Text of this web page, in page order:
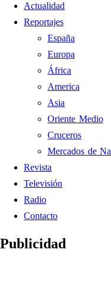
Actualidad
Reportajes
España
Europa
África
America
Asia
Oriente Medio
Cruceros
Mercados de
Revista
Televisión
Radio
Contacto
Publicidad